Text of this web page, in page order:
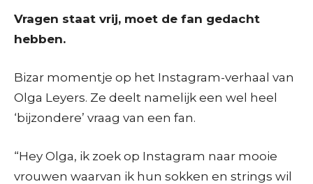
Vragen staat vrij, moet de fan gedacht
hebben.
Bizar momentje op het Instagram-verhaal van
Olga Leyers. Ze deelt namelijk een wel heel
‘bijzondere’ vraag van een fan.
“Hey Olga, ik zoek op Instagram naar mooie
vrouwen waarvan ik hun sokken en strings wil